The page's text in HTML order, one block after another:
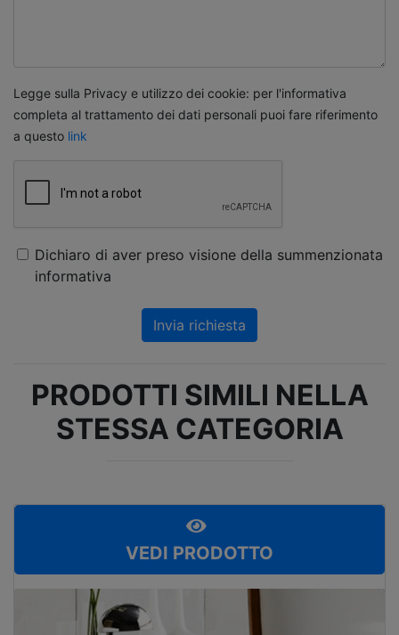
Legge sulla Privacy e utilizzo dei cookie: per l'informativa
completa al trattamento dei dati personali puoi fare riferimento
a questo link
Dichiaro di aver preso visione della summenzionata
informativa
Invia richiesta
PRODOTTI SIMILI NELLA
STESSA CATEGORIA
VEDI PRODOTTO